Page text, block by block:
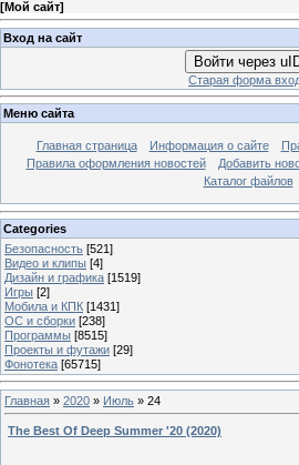
[Мой сайт]
Вход на сайт
Войти через
Старая форма
Меню сайта
Главная страница Информация о сайте
Правила оформления новостей
Добавить
Каталог файлов
Categories
Безопасность [521]
Видео и клипы [4]
Дизайн и графика [1519]
Игры [2]
Мобила и КПК [1431]
ОС и сборки [238]
Программы [8515]
Проекты и футажи [29]
Фонотека [65715]
Главная » 2020 » Июль » 24
The Best Of Deep Summer '20 (2020)